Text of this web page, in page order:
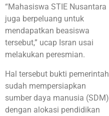
“Mahasiswa STIE Nusantara
juga berpeluang untuk
mendapatkan beasiswa
tersebut,” ucap Isran usai
melakukan peresmian.
Hal tersebut bukti pemerintah
sudah mempersiapkan
sumber daya manusia (SDM)
dengan alokasi pendidikan